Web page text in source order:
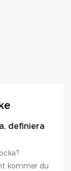
definiera
kommer du